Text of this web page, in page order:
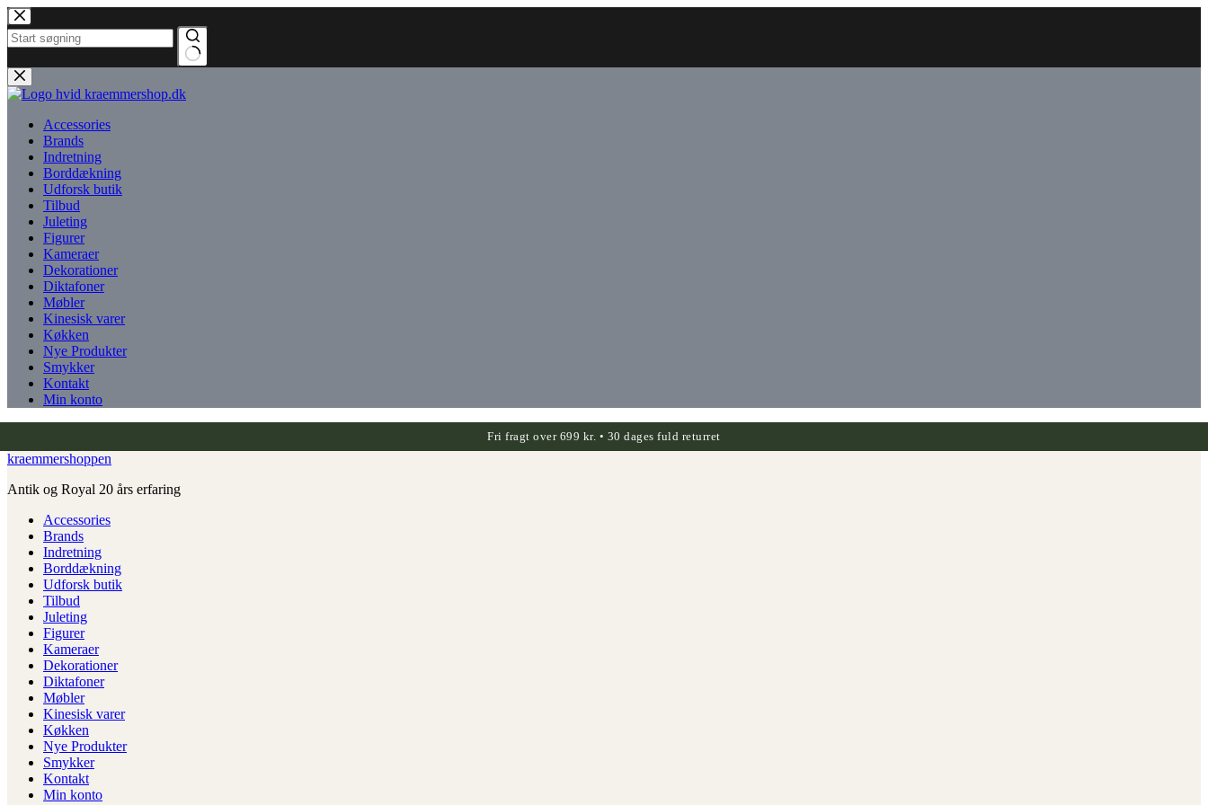
Fortsæt
til
indhold
Ingen
resultater
Accessories
Brands
Indretning
Borddækning
Udforsk butik
Tilbud
Juleting
Figurer
Kameraer
Dekorationer
Diktafoner
Møbler
Kinesisk varer
Køkken
Nye Produkter
Smykker
Kontakt
Min konto
Fri fragt over 699 kr. • 30 dages fuld returret
kraemmershoppen
Antik og Royal 20 års erfaring
Accessories
Brands
Indretning
Borddækning
Udforsk butik
Tilbud
Juleting
Figurer
Kameraer
Dekorationer
Diktafoner
Møbler
Kinesisk varer
Køkken
Nye Produkter
Smykker
Kontakt
Min konto